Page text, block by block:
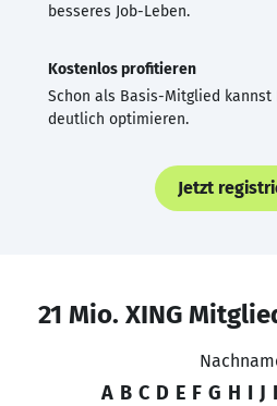
besseres Job-Leben.
Kostenlos profitieren
Schon als Basis-Mitglied kannst
deutlich optimieren.
Jetzt
21 Mio. XING
A B C D E F G H I J